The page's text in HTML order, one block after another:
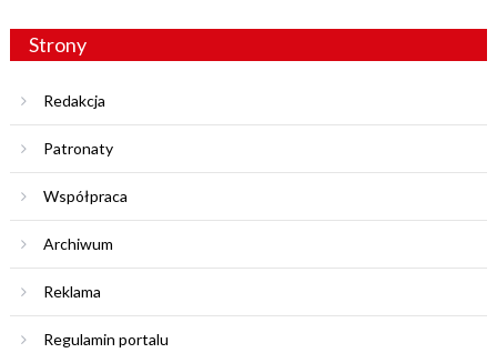
Strony
Redakcja
Patronaty
Współpraca
Archiwum
Reklama
Regulamin portalu